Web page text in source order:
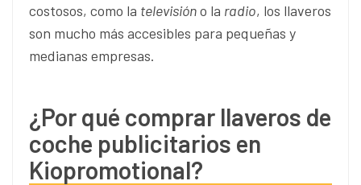
costosos, como la televisióno la radio, los llaveros
son mucho más accesibles para pequeñas y
medianas empresas.
¿Por qué comprar llaveros de
coche publicitarios en
Kiopromotional?